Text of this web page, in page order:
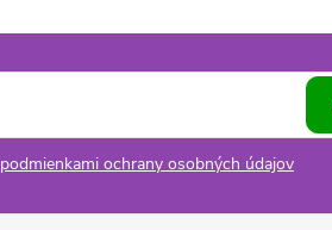
podmienkami ochrany osobných údajov